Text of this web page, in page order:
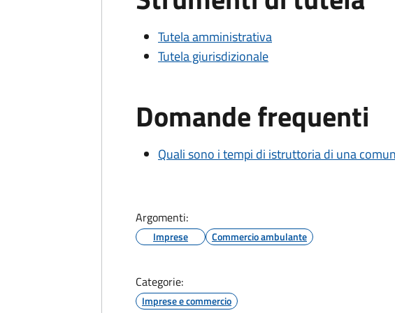
Tutela amministrativa
Tutela giurisdizionale
Domande frequenti
Quali sono i tempi di istruttoria di una
Argomenti:
Imprese Commercio ambulante
Categorie:
Imprese e commercio